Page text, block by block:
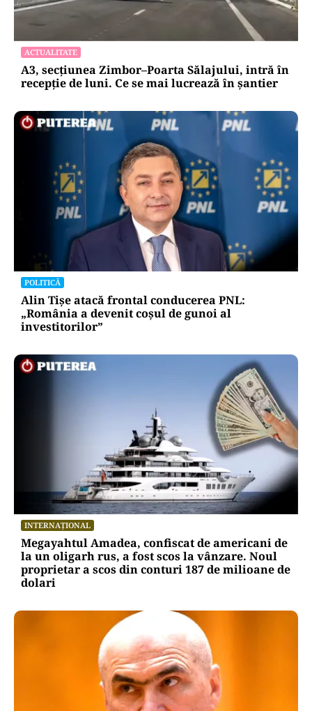
ACTUALITATE
A3, secțiunea Zimbor–Poarta Sălajului, intră în
recepție de luni. Ce se mai lucrează în șantier
POLITICĂ
Alin Tișe atacă frontal conducerea PNL:
„România a devenit coșul de gunoi al
investitorilor”
INTERNAȚIONAL
Megayahtul Amadea, confiscat de americani de
la un oligarh rus, a fost scos la vânzare. Noul
proprietar a scos din conturi 187 de milioane de
dolari